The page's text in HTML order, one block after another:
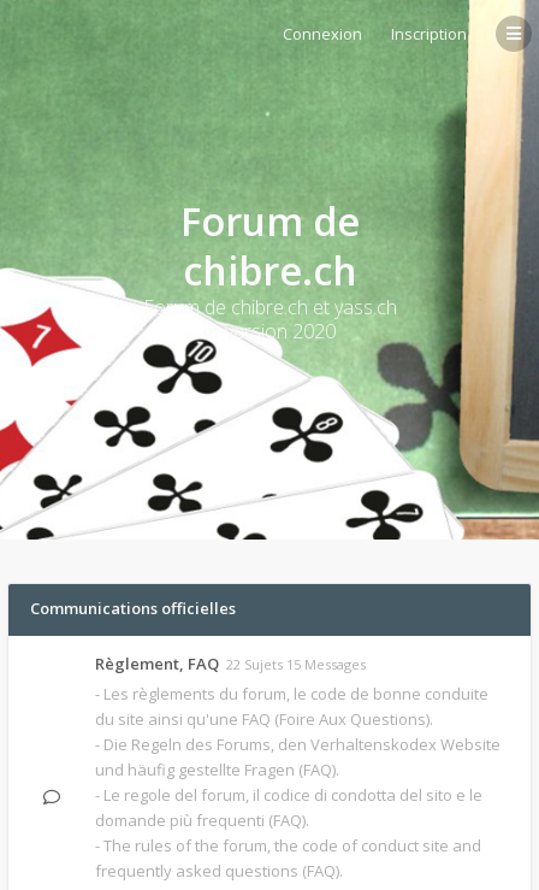
Connexion Inscription
Forum de
chibre.ch
Forum de chibre.ch et yass.ch
et version 2020
Communications officielles
Règlement, FAQ 22 Sujets 15 Messages
- Les règlements du forum, le code de bonne conduite
du site ainsi qu'une FAQ (Foire Aux Questions).
- Die Regeln des Forums, den Verhaltenskodex Website
und häufig gestellte Fragen (FAQ).
- Le regole del forum, il codice di condotta del sito e le
domande più frequenti (FAQ).
- The rules of the forum, the code of conduct site and
frequently asked questions (FAQ).